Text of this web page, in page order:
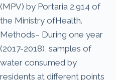
(MPV) by Portaria 2.914 of
the Ministry ofHealth.
Methods– During one year
(2017-2018), samples of
water consumed by
residents at different points